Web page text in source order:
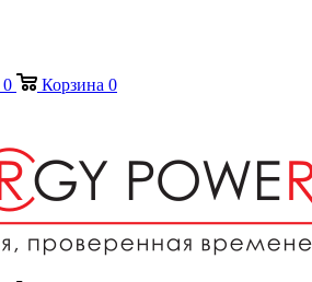
0 Корзина 0